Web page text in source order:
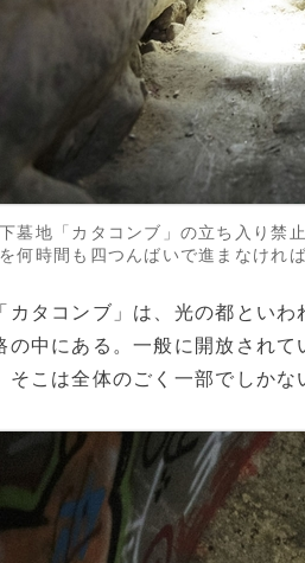
墓地「カタコンブ」の立ち入り禁
何時間も四つんばいで進まなけ
タコンブ」は、光の都といわ
の中にある。一般に開放され
そこは全体のごく一部でしかな